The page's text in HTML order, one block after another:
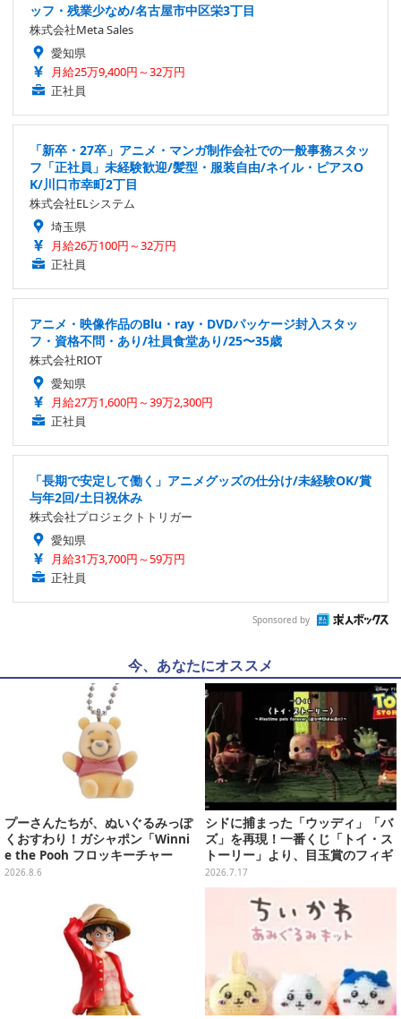
ッフ・残業少なめ/名古屋市中区栄3丁目
株式会社Meta Sales
愛知県
月給25万9,400円～32万円
正社員
「新卒・27卒」アニメ・マンガ制作会社での一般事務スタッ
フ「正社員」未経験歓迎/髪型・服装自由/ネイル・ピアスO
K/川口市幸町2丁目
株式会社ELシステム
埼玉県
月給26万100円～32万円
正社員
アニメ・映像作品のBlu・ray・DVDパッケージ封入スタッ
フ・資格不問・あり/社員食堂あり/25〜35歳
株式会社RIOT
愛知県
月給27万1,600円～39万2,300円
正社員
「長期で安定して働く」アニメグッズの仕分け/未経験OK/賞
与年2回/土日祝休み
株式会社プロジェクトトリガー
愛知県
月給31万3,700円～59万円
正社員
Sponsored by
今、あなたにオススメ
プーさんたちが、ぬいぐるみっぽ
くおすわり！ガシャポン「Winni
e the Pooh フロッキーチャー
ム」ふわふわでどれも可愛い全4
2026.8.6
シドに捕まった「ウッディ」「バ
ズ」を再現！一番くじ「トイ・ス
トーリー」より、目玉賞のフィギ
ュアが先行公開
2026.7.17